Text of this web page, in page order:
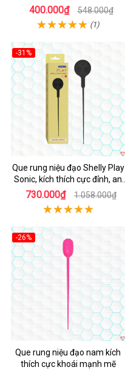
400.000₫ 548.000₫
(1)
-31%
Hot
Que rung niệu đạo Shelly Play
Sonic, kích thích cực đỉnh, an
toàn
730.000₫ 1.058.000₫
-26%
Que rung niệu đạo nam kích
thích cực khoái mạnh mẽ